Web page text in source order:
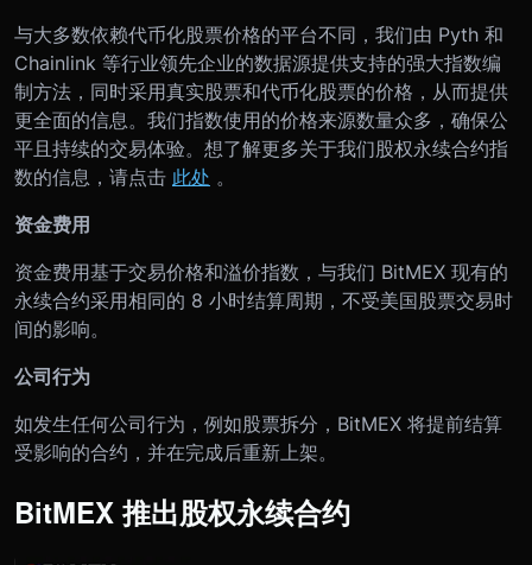
与大多数依赖代币化股票价格的平台不同，我们由 Pyth 和
Chainlink 等行业领先企业的数据源提供支持的强大指数编
制方法，同时采用真实股票和代币化股票的价格，从而提供
更全面的信息。我们指数使用的价格来源数量众多，确保公
平且持续的交易体验。想了解更多关于我们股权永续合约指
数的信息，请点击 此处 。
资金费用
资金费用基于交易价格和溢价指数，与我们 BitMEX 现有的
永续合约采用相同的 8 小时结算周期，不受美国股票交易时
间的影响。
公司行为
如发生任何公司行为，例如股票拆分，BitMEX 将提前结算
受影响的合约，并在完成后重新上架。
BitMEX 推出股权永续合约